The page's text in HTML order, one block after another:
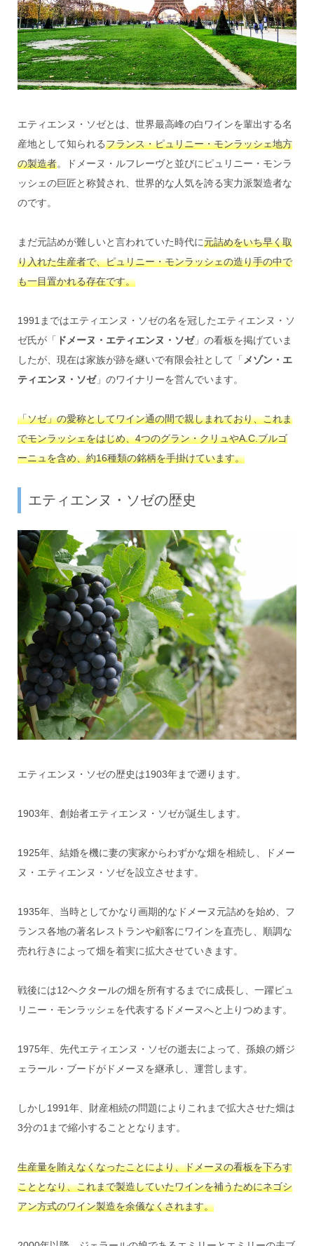
エティエンヌ・ソゼとは、世界最高峰の白ワインを輩出する名
産地として知られるフランス・ピュリニー・モンラッシェ地方
の製造者。ドメーヌ・ルフレーヴと並びにピュリニー・モンラ
ッシェの巨匠と称賛され、世界的な人気を誇る実力派製造者な
のです。
まだ元詰めが難しいと言われていた時代に元詰めをいち早く取
り入れた生産者で、ピュリニー・モンラッシェの造り手の中で
も一目置かれる存在です。
1991まではエティエンヌ・ソゼの名を冠したエティエンヌ・ソ
ゼ氏が「
ドメーヌ・エティエンヌ・ソゼ」の看板を掲げていま
したが、現在は家族が跡を継いで有限会社として「 メゾン・エ
ティエンヌ・ソゼ」のワイナリーを営んでいます。
「ソゼ」の愛称としてワイン通の間で親しまれており、これま
でモンラッシェをはじめ、4つのグラン・クリュやA.C.ブルゴ
ーニュを含め、約16種類の銘柄を手掛けています。
エティエンヌ・ソゼの歴史
エティエンヌ・ソゼの歴史は1903年まで遡ります。
1903年、創始者エティエンヌ・ソゼが誕生します。
1925年、結婚を機に妻の実家からわずかな畑を相続し、ドメー
ヌ・エティエンヌ・ソゼを設立させます。
1935年、当時としてかなり画期的なドメーヌ元詰めを始め、フ
ランス各地の著名レストランや顧客にワインを直売し、順調な
売れ行きによって畑を着実に拡大させていきます。
戦後には12ヘクタールの畑を所有するまでに成長し、一躍ピュ
リニー・モンラッシェを代表するドメーヌへと上りつめます。
1975年、先代エティエンヌ・ソゼの逝去によって、孫娘の婿ジ
ェラール・ブードがドメーヌを継承し、運営します。
しかし1991年、財産相続の問題によりこれまで拡大させた畑は
3分の1まで縮小することとなります。
生産量を賄えなくなったことにより、ドメーヌの看板を下ろす
こととなり、これまで製造していたワインを補うためにネゴシ
アン方式のワイン製造を余儀なくされます。